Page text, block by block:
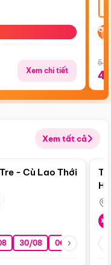
Xem chi tiết
Xem tất cả
Điểm nổi bật
- Cù Lao Thới
30/08 06/09 13/09